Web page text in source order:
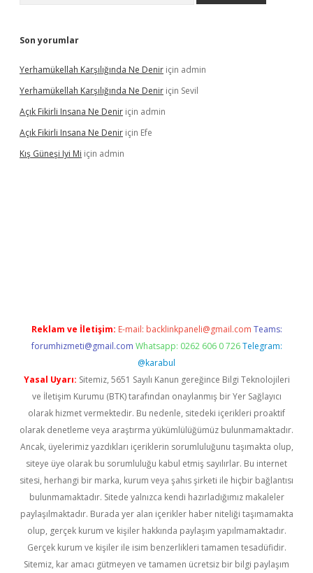
Son yorumlar
Yerhamükellah Karşılığında Ne Denir için admin
Yerhamükellah Karşılığında Ne Denir için Sevil
Açık Fikirli Insana Ne Denir için admin
Açık Fikirli Insana Ne Denir için Efe
Kış Güneşi Iyi Mi için admin
Reklam ve İletişim: E-mail: backlinkpaneli@gmail.com Teams:
forumhizmeti@gmail.com Whatsapp: 0262 606 0 726 Telegram:
@karabul
Yasal Uyarı: Sitemiz, 5651 Sayılı Kanun gereğince Bilgi Teknolojileri
ve İletişim Kurumu (BTK) tarafından onaylanmış bir Yer Sağlayıcı
olarak hizmet vermektedir. Bu nedenle, sitedeki içerikleri proaktif
olarak denetleme veya araştırma yükümlülüğümüz bulunmamaktadır.
Ancak, üyelerimiz yazdıkları içeriklerin sorumluluğunu taşımakta olup,
siteye üye olarak bu sorumluluğu kabul etmiş sayılırlar. Bu internet
sitesi, herhangi bir marka, kurum veya şahıs şirketi ile hiçbir bağlantısı
bulunmamaktadır. Sitede yalnızca kendi hazırladığımız makaleler
paylaşılmaktadır. Burada yer alan içerikler haber niteliği taşımamakta
olup, gerçek kurum ve kişiler hakkında paylaşım yapılmamaktadır.
Gerçek kurum ve kişiler ile isim benzerlikleri tamamen tesadüfidir.
Sitemiz, kar amacı gütmeyen ve tamamen ücretsiz bir bilgi paylaşım